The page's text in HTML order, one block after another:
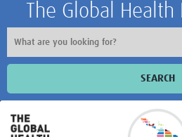
The Global
SEARCH
Inicio